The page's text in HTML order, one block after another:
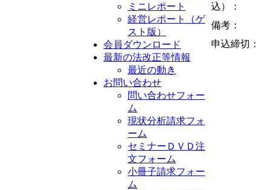
ミニレポート
経営レポート（ゲ
スト版）
会員ダウンロード
最新の法改正等情報
最近の動き
お問い合わせ
問い合わせフォー
ム
現状分析請求フォ
ーム
セミナーＤＶＤ注
文フォーム
小冊子請求フォー
ム
込）：
備考：
申込締切：